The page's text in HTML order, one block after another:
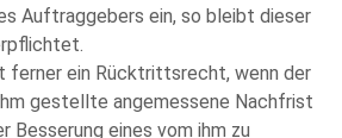
Auftraggebers ein, so bleibt dieser
ferner ein Rücktrittsrecht, wenn der
gestellte angemessene Nachfrist
Besserung eines vom ihm zu